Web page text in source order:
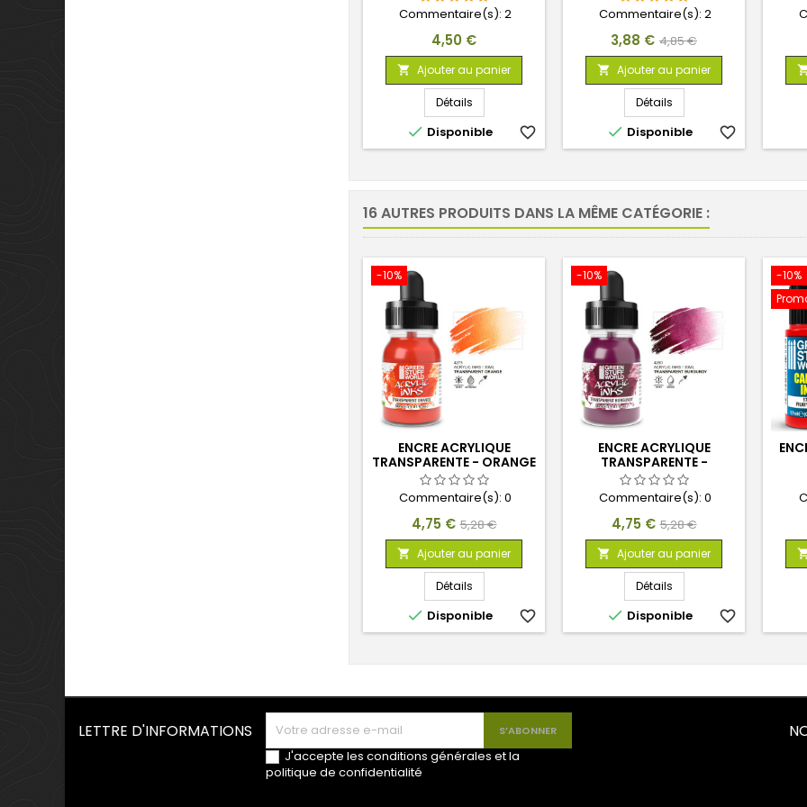
AGITATEURS
Commentaire(s): 2
Prix
4,50 €
 Ajouter au panier
Détails
 Disponible favorite_border
Commentaire(s): 2
Prix
3,88 € Prix
de
base
4,85 €
 Ajouter au panier
Détails
 Disponible favorite_border
16 AUTRES PRODUITS DANS LA MÊME CATÉGORIE :
-10%
ENCRE ACRYLIQUE
TRANSPARENTE - ORANGE
Commentaire(s): 0
Prix
4,75 € Prix
de
base
5,28 €
 Ajouter au panier
Détails
 Disponible favorite_border
-10%
ENCRE ACRYLIQUE
TRANSPARENTE -
BURGUNDY
Commentaire(s): 0
Prix
4,75 € Prix
de
base
5,28 €
 Ajouter au panier
Détails
 Disponible favorite_border
-10%
LETTRE D'INFORMATIONS
J'accepte les conditions générales et la
politique de confidentialité